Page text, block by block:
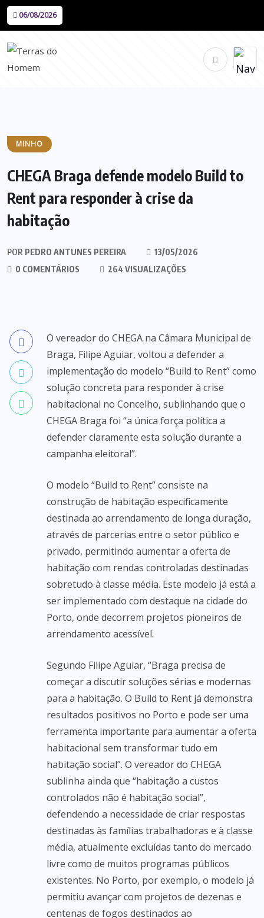
06/08/2026
MINHO
CHEGA Braga defende modelo Build to
Rent para responder à crise da
habitação
POR PEDRO ANTUNES PEREIRA
13/05/2026
0 COMENTÁRIOS
264 VISUALIZAÇÕES
O vereador do CHEGA na Câmara Municipal de
Braga, Filipe Aguiar, voltou a defender a
implementação do modelo “Build to Rent” como
solução concreta para responder à crise
habitacional no Concelho, sublinhando que o
CHEGA Braga foi “a única força política a
defender claramente esta solução durante a
campanha eleitoral”.
O modelo “Build to Rent” consiste na
construção de habitação especificamente
destinada ao arrendamento de longa duração,
através de parcerias entre o setor público e
privado, permitindo aumentar a oferta de
habitação com rendas controladas destinadas
sobretudo à classe média. Este modelo já está a
ser implementado com destaque na cidade do
Porto, onde decorrem projetos pioneiros de
arrendamento acessível.
Segundo Filipe Aguiar, “Braga precisa de
começar a discutir soluções sérias e modernas
para a habitação. O Build to Rent já demonstra
resultados positivos no Porto e pode ser uma
ferramenta importante para aumentar a oferta
habitacional sem transformar tudo em
habitação social”. O vereador do CHEGA
sublinha ainda que “habitação a custos
controlados não é habitação social”,
defendendo a necessidade de criar respostas
destinadas às famílias trabalhadoras e à classe
média, atualmente excluídas tanto do mercado
livre como de muitos programas públicos
existentes. No Porto, por exemplo, o modelo já
permitiu avançar com projetos de dezenas e
centenas de fogos destinados ao